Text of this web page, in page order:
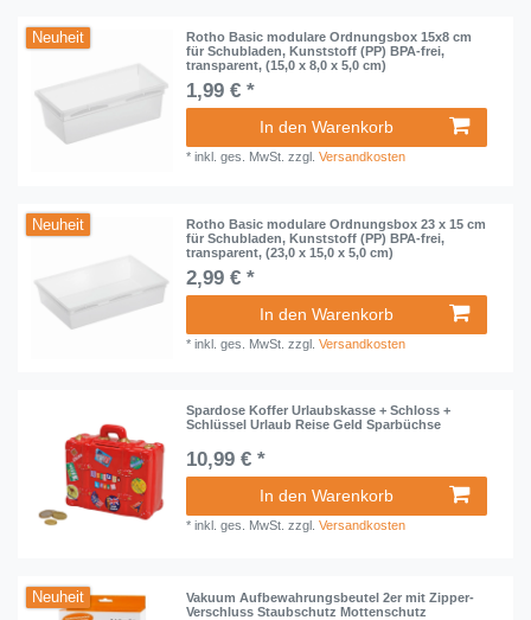
Neuheit
Rotho Basic modulare Ordnungsbox 15x8 cm
für Schubladen, Kunststoff (PP) BPA-frei,
transparent, (15,0 x 8,0 x 5,0 cm)
1,99 € *
In den Warenkorb
*inkl. ges. MwSt. zzgl.Versandkosten
Neuheit
Rotho Basic modulare Ordnungsbox 23 x 15 cm
für Schubladen, Kunststoff (PP) BPA-frei,
transparent, (23,0 x 15,0 x 5,0 cm)
2,99 € *
In den Warenkorb
*inkl. ges. MwSt. zzgl.Versandkosten
Spardose Koffer Urlaubskasse + Schloss +
Schlüssel Urlaub Reise Geld Sparbüchse
10,99 € *
In den Warenkorb
*inkl. ges. MwSt. zzgl.Versandkosten
Neuheit
Vakuum Aufbewahrungsbeutel 2er mit Zipper-
Verschluss Staubschutz Mottenschutz